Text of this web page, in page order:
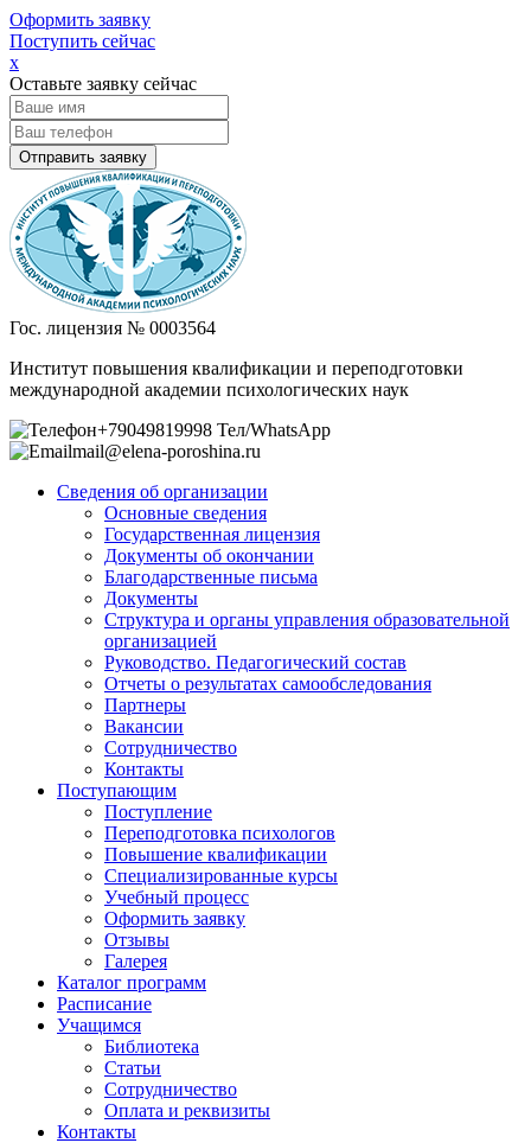
Оформить заявку
Поступить сейчас
х
Оставьте заявку сейчас
Гос. лицензия № 0003564
Институт повышения квалификации и переподготовки
международной академии психологических наук
+79049819998 Тел/WhatsApp
mail@elena-poroshina.ru
Сведения об организации
Основные сведения
Государственная лицензия
Документы об окончании
Благодарственные письма
Документы
Структура и органы управления образовательной
организацией
Руководство. Педагогический состав
Отчеты о результатах самообследования
Партнеры
Вакансии
Сотрудничество
Контакты
Поступающим
Поступление
Переподготовка психологов
Повышение квалификации
Специализированные курсы
Учебный процесс
Оформить заявку
Отзывы
Галерея
Каталог программ
Расписание
Учащимся
Библиотека
Статьи
Сотрудничество
Оплата и реквизиты
Контакты